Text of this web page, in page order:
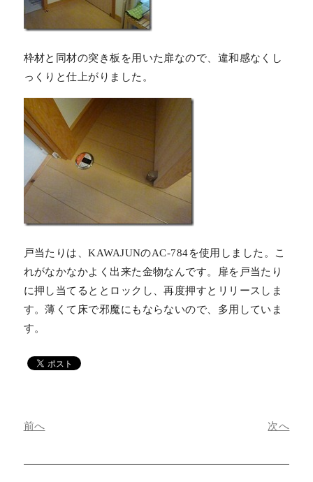
枠材と同材の突き板を用いた扉なので、違和感なくし
っくりと仕上がりました。
戸当たりは、KAWAJUNのAC-784を使用しました。こ
れがなかなかよく出来た金物なんです。扉を戸当たり
に押し当てるととロックし、再度押すとリリースしま
す。薄くて床で邪魔にもならないので、多用していま
す。
前へ 次へ